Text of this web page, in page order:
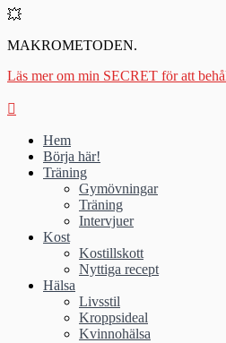
💥
MAKROMETODEN.
Läs mer om min SECRET för att
Hem
Börja här!
Träning
Gymövningar
Träning
Intervjuer
Kost
Kostillskott
Nyttiga recept
Hälsa
Livsstil
Kroppsideal
Kvinnohälsa